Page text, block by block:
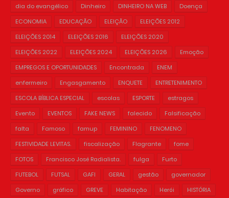
dia do evangélico
Dinheiro DINHEIRO NA WEB
Doença
ECONOMIA
EDUCAÇÃO ELEIÇÃO
ELEIÇÕES 2012
ELEIÇÕES 2014
ELEIÇÕES 2016
ELEIÇÕES 2020
ELEIÇÕES 2022
ELEIÇÕES 2024 ELEIÇÕES 2026
Emoção
EMPREGOS E OPORTUNIDADES
Encontrada
ENEM
enfermeiro
Engasgamento ENQUETE
ENTRETENIMENTO
ESCOLA BÍBLICA ESPECIAL
escolas ESPORTE
estragos
Evento
EVENTOS FAKE NEWS falecido
Falsificação
falta
Famoso famup FEMININO
FENOMENO
FESTIVIDADE LEVITAS.
fiscalização Flagrante
fome
FOTOS
Francisco José Radialista. fulga
Furto
FUTEBOL
FUTSAL GAFI GERAL gestão
governador
Governo
gráfico GREVE Habitação Herói
HISTÓRIA